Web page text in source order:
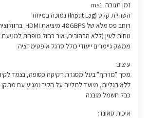
זמן תגובה ms1
השהיית קלט (Input Lag) נמוכה במיוחד
רוחב פס מלא של 48GBPS מיציאת HDMI ברזולוציה 4K בתדר 120Hz
נוחות לעין (ללא הבהובים, אור כחול מופחת למניעת
ממשק גיימרים ייעודי כולל סרגל אופטימיזציה
עיצוב:
מסך "מרחף" בעל מסגרת דקיקה כסופה, נצמד
ללא רגליות, מיועד לתלייה על הקיר ומגיע עם מתקן
כבל חשמל מובנה
איכות סאונד: